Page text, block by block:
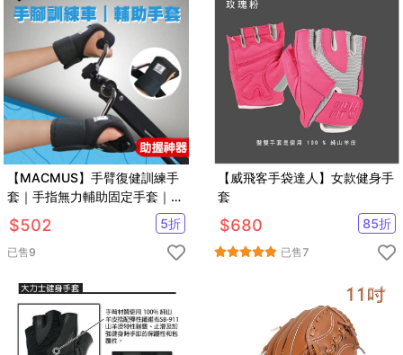
【MACMUS】手臂復健訓練手
套｜手指無力輔助固定手套｜中
風偏癱截肢癱瘓手部手指無力
$502 5折
已售9
【威飛客手袋達人】女款健身手
套
$680 85折
已售7